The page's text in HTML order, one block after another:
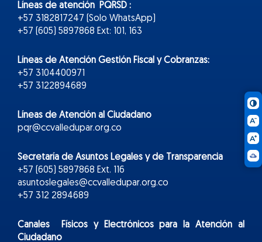
Líneas de atención PQRSD :
+57 3182817247 (Solo WhatsApp)
+57 (605) 5897868 Ext: 101, 163
Líneas de Atención Gestión Fiscal y Cobranzas:
+57 3104400971
+57 3122894689
Líneas de Atención al Ciudadano
pqr@ccvalledupar.org.co
Secretaría de Asuntos Legales y de Transparencia
+57 (605) 5897868 Ext. 116
asuntoslegales@ccvalledupar.org.co
+57 312 2894689
Canales Físicos yElectrónicospara la Atención al
Ciudadano